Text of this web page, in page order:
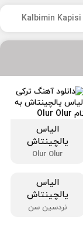
الیاس
یالچینتاش
Olur Olur
الیاس
یالچینتاش
نردسین سن